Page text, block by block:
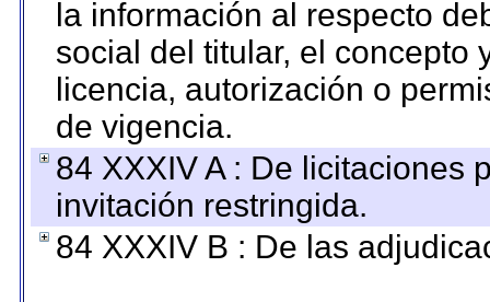
la información al respecto
social del titular, el concepto
licencia, autorización o
de vigencia.
84 XXXIV A : De licitaciones
invitación restringida.
84 XXXIV B : De las